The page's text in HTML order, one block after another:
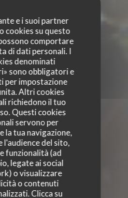
e i suoi partner
cookies su questo
comportare
di dati personali. I
denominati
sono obbligatori e
per impostazione
Altri cookies
richiedono il tuo
Questi cookies
servono per
la tua navigazione,
l'audience del sito,
funzionalità (ad
legate ai social
o visualizzare
o contenuti
Clicca su